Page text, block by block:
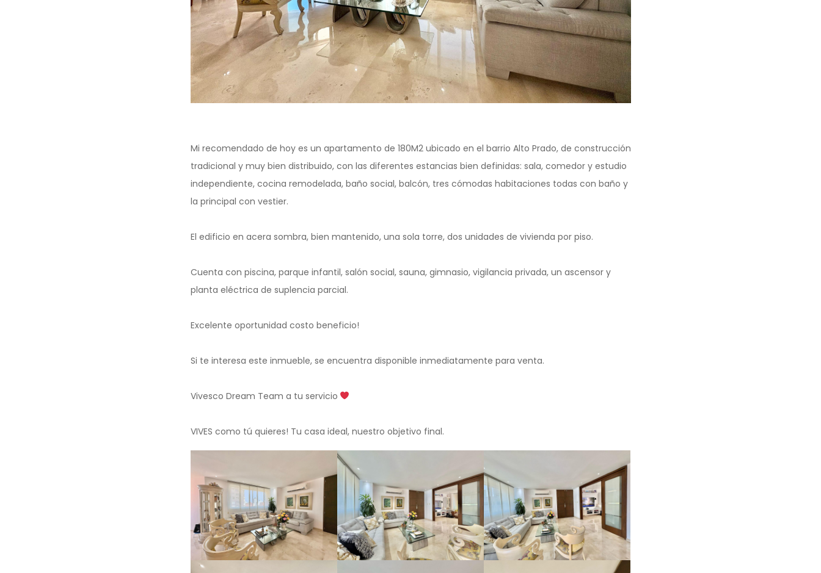
Mi recomendado de hoy es un apartamento de 180M2 ubicado en el barrio Alto Prado, de construcción
tradicional y muy bien distribuido, con las diferentes estancias bien definidas: sala, comedor y estudio
independiente, cocina remodelada, baño social, balcón, tres cómodas habitaciones todas con baño y
la principal con vestier.
El edificio en acera sombra, bien mantenido, una sola torre, dos unidades de vivienda por piso.
Cuenta con piscina, parque infantil, salón social, sauna, gimnasio, vigilancia privada, un ascensor y
planta eléctrica de suplencia parcial.
Excelente oportunidad costo beneficio!
Si te interesa este inmueble, se encuentra disponible inmediatamente para venta.
Vivesco Dream Team a tu servicio
VIVES como tú quieres! Tu casa ideal, nuestro objetivo final.